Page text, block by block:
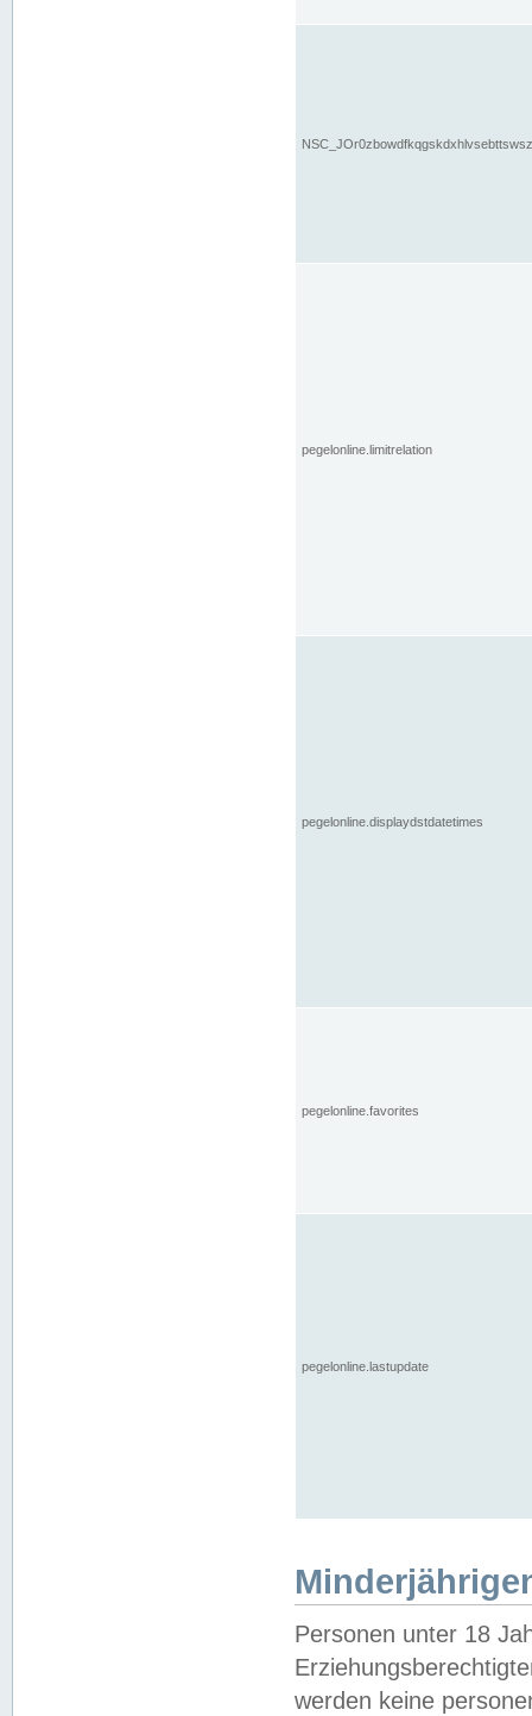
pegelonline.limitrelation
pegelonline.displaydstdatetimes
pegelonline.favorites
pegelonline.lastupdate
Personen unter 18
werden keine